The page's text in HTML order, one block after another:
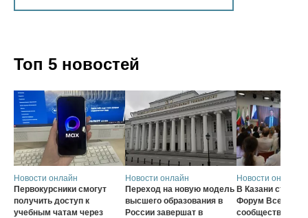
Топ 5 новостей
Новости онлайн
Первокурсники смогут
получить доступ к
учебным чатам через
Новости онлайн
Переход на новую модель
высшего образования в
России завершат в
Новости онлайн
В Казани
Форум
сообщества